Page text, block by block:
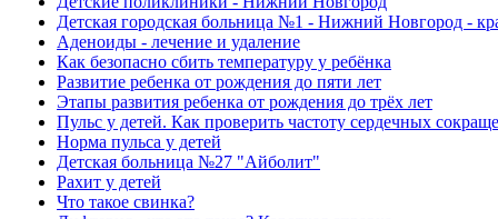
Детская городская больница №1 - Нижний Новгород -
Аденоиды - лечение и удаление
Как безопасно сбить температуру у ребёнка
Развитие ребенка от рождения до пяти лет
Этапы развития ребенка от рождения до трёх лет
Пульс у детей. Как проверить частоту сердечных
Норма пульса у детей
Детская больница №27 "Айболит"
Рахит у детей
Что такое свинка?